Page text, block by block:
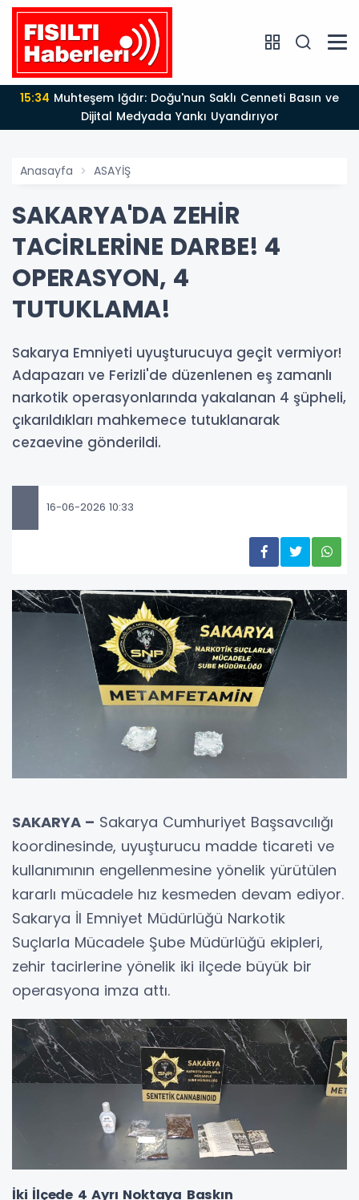
15:34
Dijital Medyada Yankı Uyandırıyor
Anasayfa ASAYİŞ
SAKARYA'DA ZEHİR
TACİRLERİNE DARBE! 4
OPERASYON, 4
TUTUKLAMA!
Sakarya Emniyeti uyuşturucuya geçit vermiyor!
Adapazarı ve Ferizli'de düzenlenen eş zamanlı
narkotik operasyonlarında yakalanan 4 şüpheli,
çıkarıldıkları mahkemece tutuklanarak
cezaevine gönderildi.
16-06-2026 10:33
SAKARYA – Sakarya Cumhuriyet Başsavcılığı
koordinesinde, uyuşturucu madde ticareti ve
kullanımının engellenmesine yönelik yürütülen
kararlı mücadele hız kesmeden devam ediyor.
Sakarya İl Emniyet Müdürlüğü Narkotik
Suçlarla Mücadele Şube Müdürlüğü ekipleri,
zehir tacirlerine yönelik iki ilçede büyük bir
operasyona imza attı.
İki İlçede 4 Ayrı Noktaya Baskın